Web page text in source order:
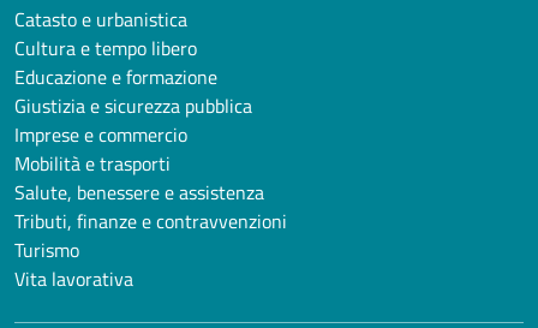
Catasto e urbanistica
Cultura e tempo libero
Educazione e formazione
Giustizia e sicurezza pubblica
Imprese e commercio
Mobilità e trasporti
Salute, benessere e assistenza
Tributi, finanze e contravvenzioni
Turismo
Vita lavorativa